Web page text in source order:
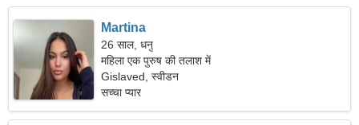
Martina
26 साल, धनु
महिला एक पुरुष की तलाश में
Gislaved, स्वीडन
सच्चा प्यार